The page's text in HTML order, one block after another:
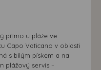
přímo u pláže ve
Capo Vaticano v oblasti
s bílým pískem a na
plážový servis –